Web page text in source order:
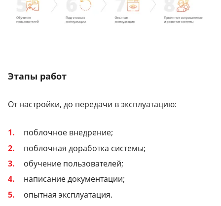
Этапы работ
От настройки, до передачи в эксплуатацию:
поблочное внедрение;
поблочная доработка системы;
обучение пользователей;
написание документации;
опытная эксплуатация.